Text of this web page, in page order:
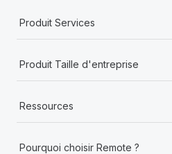
Produit Services
Produit Taille d'entreprise
Ressources
Pourquoi choisir Remote ?